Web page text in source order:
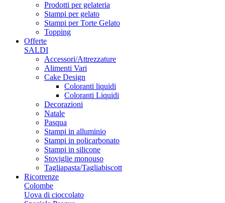
Prodotti per gelateria
Stampi per gelato
Stampi per Torte Gelato
Topping
Offerte
SALDI
Accessori/Attrezzature
Alimenti Vari
Cake Design
Coloranti liquidi
Coloranti Liquidi
Decorazioni
Natale
Pasqua
Stampi in alluminio
Stampi in policarbonato
Stampi in silicone
Stoviglie monouso
Tagliapasta/Tagliabiscott
Ricorrenze
Colombe
Uova di cioccolato